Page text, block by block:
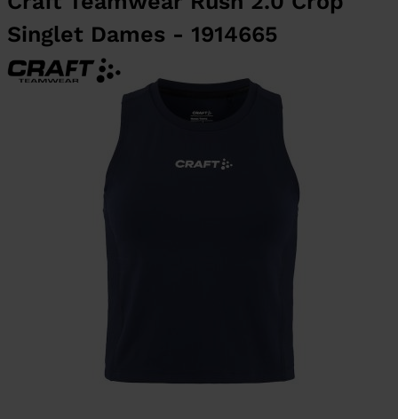
Singlet Dames - 1914665